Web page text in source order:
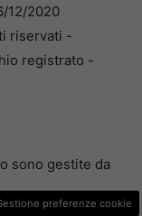
12/2020
riservati -
registrato -
sono gestite da
preferenze cookie